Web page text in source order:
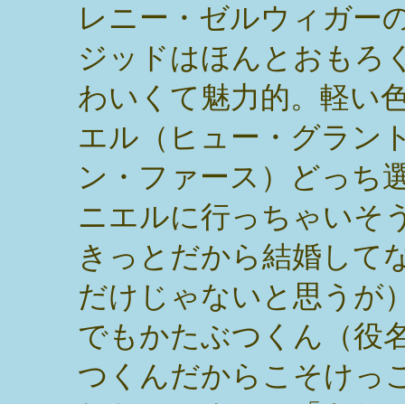
レニー・ゼルウィガー
ジッドはほんとおもろ
わいくて魅力的。軽い
エル（ヒュー・グラン
ン・ファース）どっち
ニエルに行っちゃいそ
きっとだから結婚して
だけじゃないと思うが
でもかたぶつくん（役
つくんだからこそけっ